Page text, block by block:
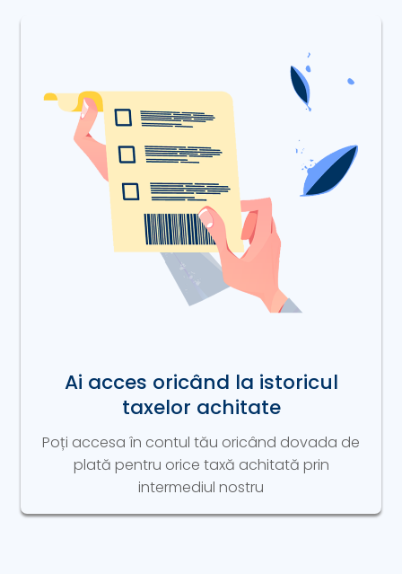
Ai acces oricând la istoricul
taxelor achitate
Poți accesa în contul tău oricând dovada de
plată pentru orice taxă achitată prin
intermediul nostru